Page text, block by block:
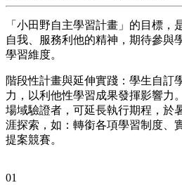
「小田野自主學習計畫」的目標，
自我、服務利他的精神，期待參與
學習維度。
階段性計畫與延伸實踐：學生自訂
力，以利他性學習成果發揮影響力
場域驗證者，可延長執行期程，於
涯探索，如：轉銜各項學習制度、
提案競賽。
01